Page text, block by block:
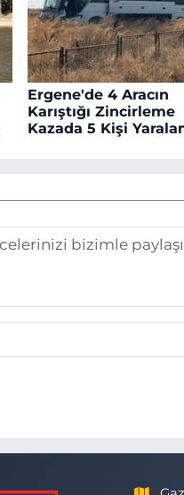
Ergene'de 4 Aracın
Karıştığı Zincirleme
Kazada 5 Kişi